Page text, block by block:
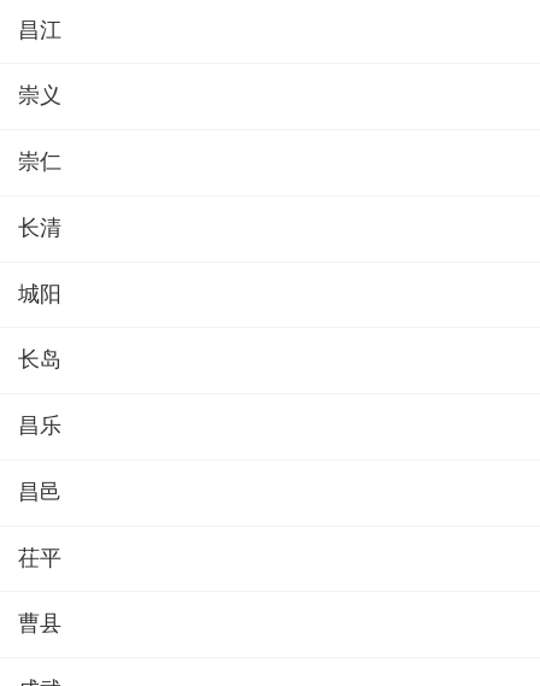
昌江
崇义
崇仁
长清
城阳
长岛
昌乐
昌邑
茌平
曹县